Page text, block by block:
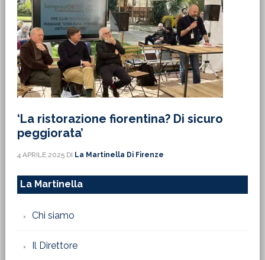
‘La ristorazione fiorentina? Di sicuro
peggiorata’
4 APRILE 2025DI La Martinella Di Firenze
La Martinella
Chi siamo
Il Direttore